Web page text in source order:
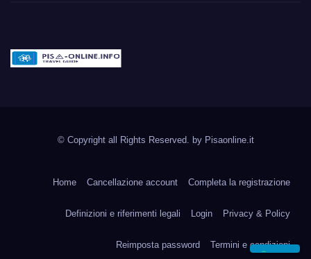
© Copyright all Rights Reserved. by Pisaonline.it
Home Cancellazione account Completa la registrazione
Definizioni e riferimenti legali Login Privacy & Policy
Reimposta password Termini e condizioni